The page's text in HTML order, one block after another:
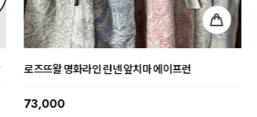
뜨왈 명화 클래식 앞치마 에이프런 신혼 집들이 선물
59,000